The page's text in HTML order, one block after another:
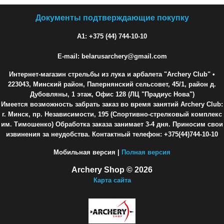
Документы подтверждающие покупку
A1: +375 (44) 744-10-10
E-mail: belarusarchery@gmail.com
Интернет-магазин стрельбы из лука и арбалета "Archery Club" •
223043, Минский район, Папернянский сельсовет, 45/1, район д.
Дубовляны, 1 этаж, Офис 128 (ЛЦ "Прадиус Нова")
Имеется возможность забрать заказ во время занятий Archery Club:
г. Минск, пр. Независимости, 195 (Спортивно-стрелковый комплекс
им. Тимошенко) Обработка заказа занимает 3-4 дня. Приносим свои
извинения за неудобства. Контактный телефон: +375(44)744-10-10
Мобильная версия | Полная версия
Archery Shop © 2026
Карта сайта